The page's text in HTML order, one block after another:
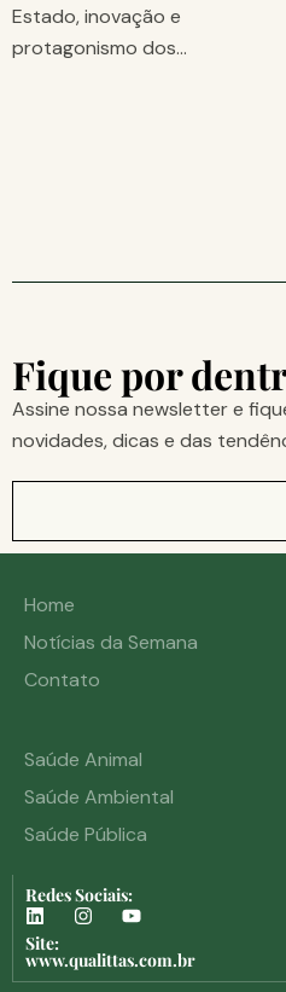
Estado, inovação e
protagonismo dos…
Fique por
Assine nossa newsletter e
novidades, dicas e das
Home
Notícias da Semana
Contato
Saúde Animal
Saúde Ambiental
Saúde Pública
Redes Sociais:
Site:
www.qualittas.com.br